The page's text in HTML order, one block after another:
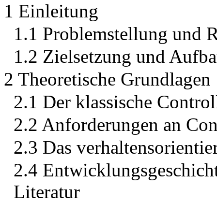
1 Einleitung
1.1 Problemstellung und
1.2 Zielsetzung und
2 Theoretische Grundlagen
2.1 Der klassische
2.2 Anforderungen an
2.3 Das
2.4
Literatur